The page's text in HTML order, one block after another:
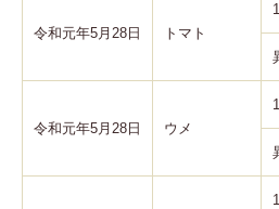
令和元年5月28日 トマト
令和元年5月28日 ウメ